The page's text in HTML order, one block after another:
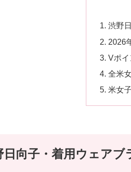
渋野
2026
Vポ
全米
米女
日向子・着用ウェアブ